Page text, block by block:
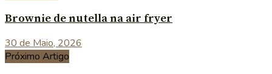
Brownie de nutella na air fryer
30 de Maio, 2026
Próximo Artigo